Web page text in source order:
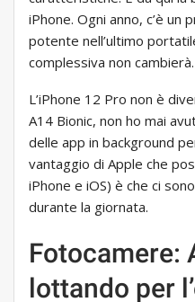
iPhone. Ogni anno, c’è un
potente nell’ultimo
complessiva non cambierà.
L’iPhone 12 Pro non è
A14 Bionic, non ho mai
delle app in background
vantaggio di Apple che
iPhone e iOS) è che ci
durante la giornata.
Fotocamere:
lottando per